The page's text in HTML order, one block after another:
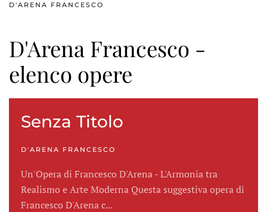
D'ARENA FRANCESCO
D'Arena Francesco -
elenco opere
Senza Titolo
D'ARENA FRANCESCO
Un'Opera di Francesco D'Arena - L'Armonia tra
Realismo e Arte Moderna Questa suggestiva opera di
Francesco D'Arena c...